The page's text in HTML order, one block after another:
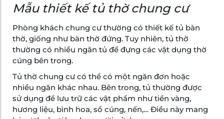
Mẫu thiết kế tủ thờ chung cư
Phòng khách chung cư thường có thiết kế tủ bàn
thờ, giống như bàn thờ đứng. Tuy nhiên, tủ thờ
thường có nhiều ngăn tủ để đựng các vật dụng thờ
cúng bên trong.
Tủ thờ chung cư có thể có một ngăn đơn hoặc
nhiều ngăn khác nhau. Bên trong, tủ thường được
sử dụng để lưu trữ các vật phẩm như tiền vàng,
hương liệu, bình hoa, sổ cúng, nến,… Điều này mang